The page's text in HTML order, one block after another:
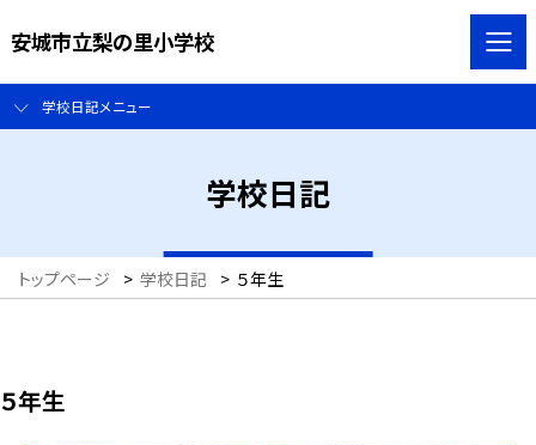
安城市立梨の里小学校
学校日記メニュー
学校日記
トップページ > 学校日記 > ５年生
５年生